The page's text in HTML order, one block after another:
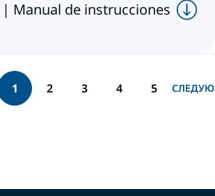
| Manual de instrucciones
1 2 3 4 5